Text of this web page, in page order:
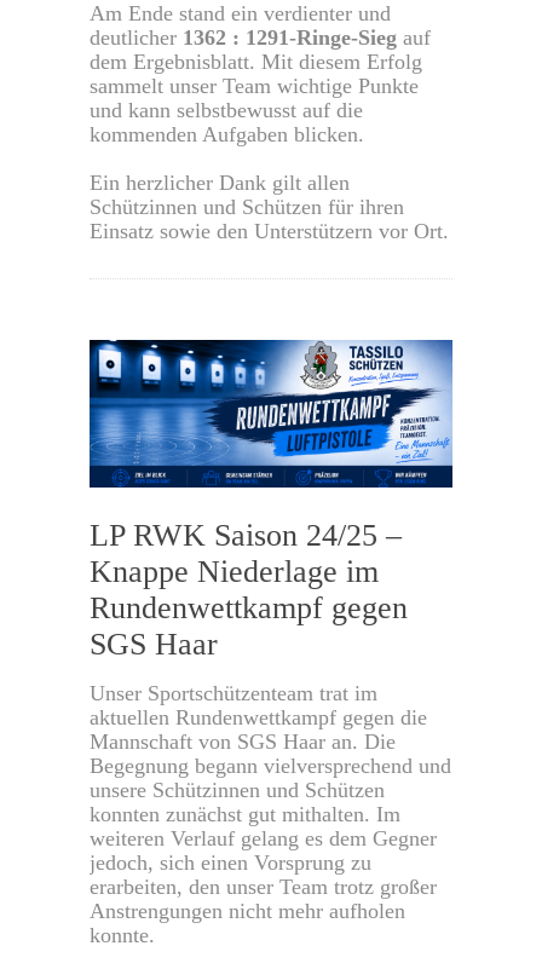
Am Ende stand ein verdienter und
deutlicher 1362 : 1291-Ringe-Sieg auf
dem Ergebnisblatt. Mit diesem Erfolg
sammelt unser Team wichtige Punkte
und kann selbstbewusst auf die
kommenden Aufgaben blicken.
Ein herzlicher Dank gilt allen
Schützinnen und Schützen für ihren
Einsatz sowie den Unterstützern vor Ort.
LP RWK Saison 24/25 –
Knappe Niederlage im
Rundenwettkampf gegen
SGS Haar
Unser Sportschützenteam trat im
aktuellen Rundenwettkampf gegen die
Mannschaft von SGS Haar an. Die
Begegnung begann vielversprechend und
unsere Schützinnen und Schützen
konnten zunächst gut mithalten. Im
weiteren Verlauf gelang es dem Gegner
jedoch, sich einen Vorsprung zu
erarbeiten, den unser Team trotz großer
Anstrengungen nicht mehr aufholen
konnte.